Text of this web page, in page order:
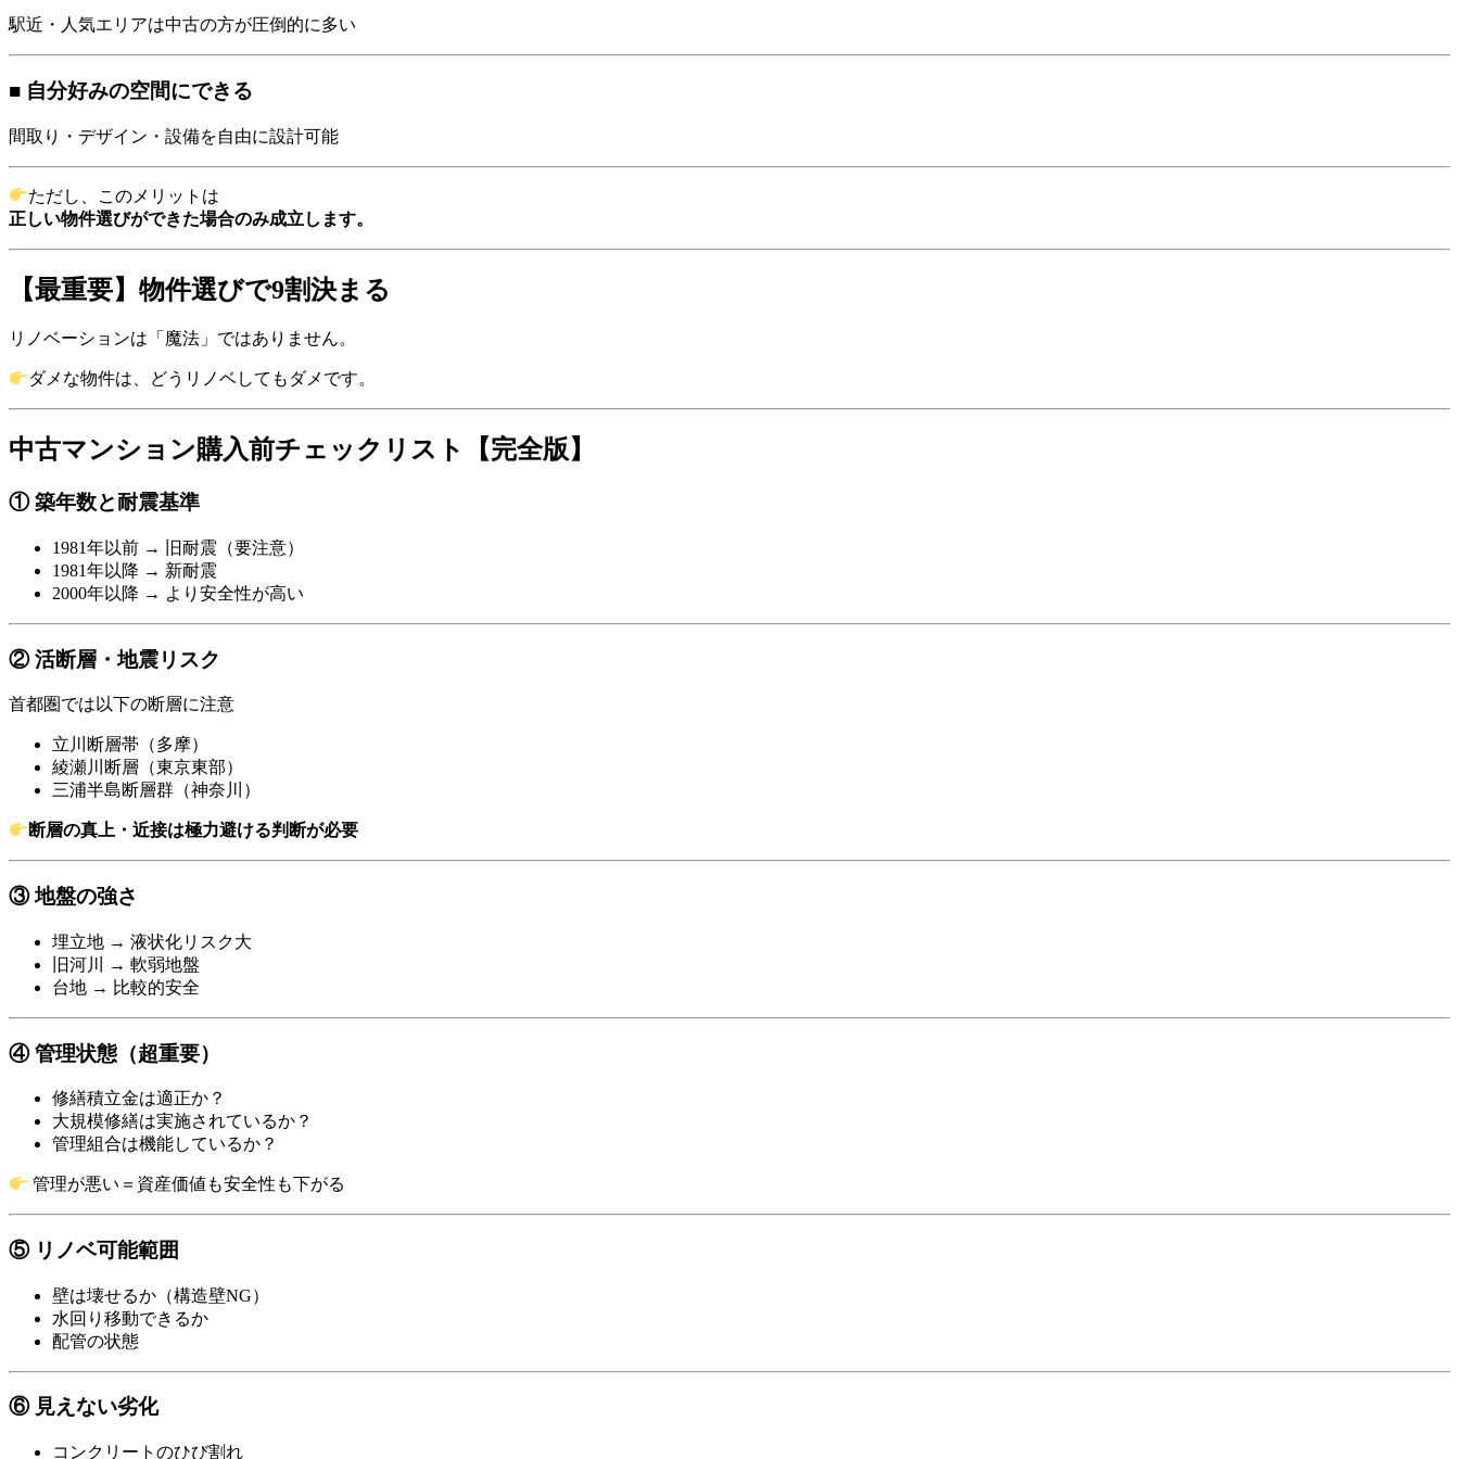
駅近・人気エリアは中古の方が圧倒的に多い
■ 自分好みの空間にできる
間取り・デザイン・設備を自由に設計可能
ただし、このメリットは
正しい物件選びができた場合のみ成立します。
【最重要】物件選びで9割決まる
リノベーションは「魔法」ではありません。
ダメな物件は、どうリノベしてもダメです。
中古マンション購入前チェックリスト【完全版】
① 築年数と耐震基準
1981年以前 → 旧耐震（要注意）
1981年以降 → 新耐震
2000年以降 → より安全性が高い
② 活断層・地震リスク
首都圏では以下の断層に注意
立川断層帯（多摩）
綾瀬川断層（東京東部）
三浦半島断層群（神奈川）
断層の真上・近接は極力避ける判断が必要
③ 地盤の強さ
埋立地 → 液状化リスク大
旧河川 → 軟弱地盤
台地 → 比較的安全
④ 管理状態（超重要）
修繕積立金は適正か？
大規模修繕は実施されているか？
管理組合は機能しているか？
管理が悪い＝資産価値も安全性も下がる
⑤ リノベ可能範囲
壁は壊せるか（構造壁NG）
水回り移動できるか
配管の状態
⑥ 見えない劣化
コンクリートのひび割れ